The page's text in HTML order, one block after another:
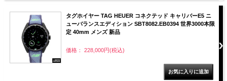
タグホイヤー TAG HEUER コネクテッド キャリバーE5 ニ
ューバランスエディション SBT8082.EB0394 世界3000本限
定 40mm メンズ 新品
価格： 228,000円(税込)